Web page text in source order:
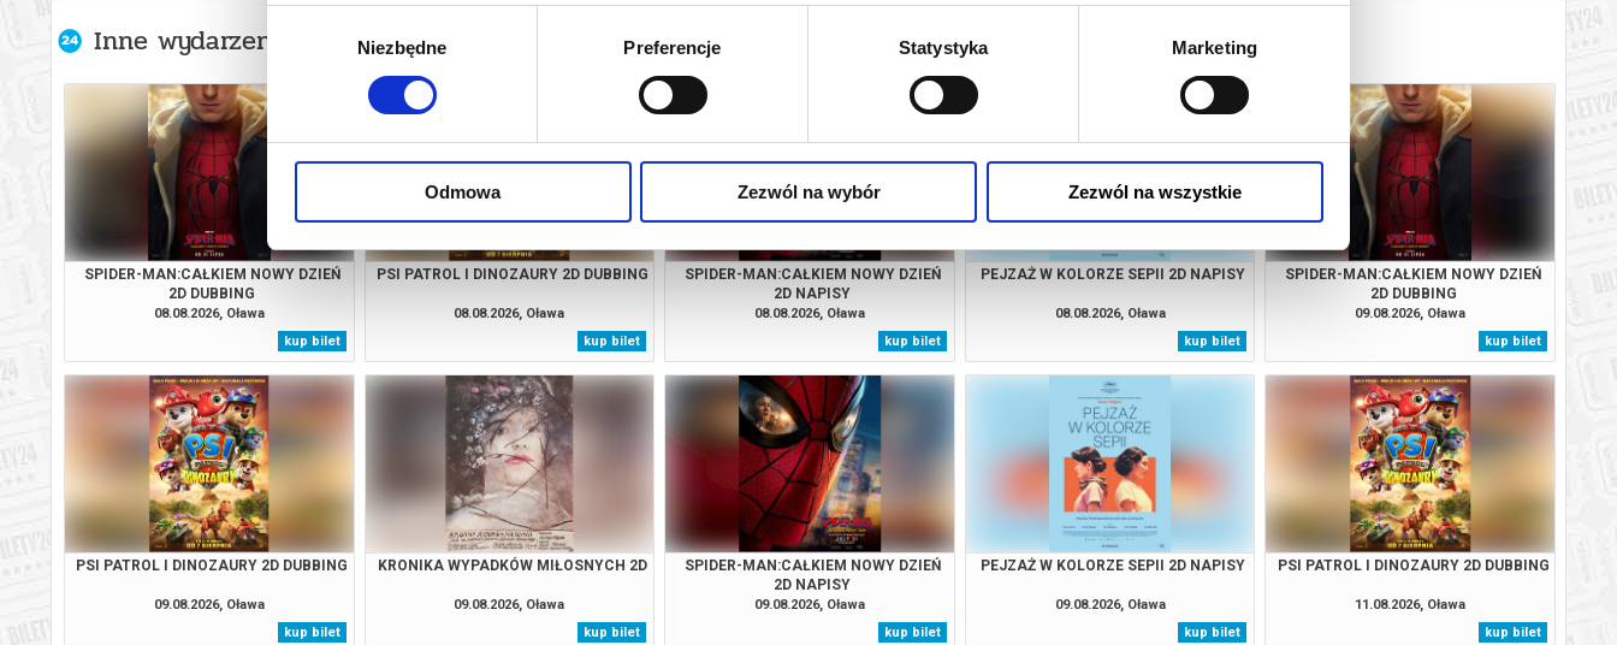
Niezbędne Preferencje Statystyka Marketing
Odmowa Zezwól na wybór Zezwól na wszystkie
Inne wydarzenia organizatora
SPIDER-MAN:CAŁKIEM NOWY DZIEŃ
2D DUBBING
08.08.2026, Oława
kup bilet
PSI PATROL I DINOZAURY 2D DUBBING
08.08.2026, Oława
kup bilet
SPIDER-MAN:CAŁKIEM NOWY DZIEŃ
2D NAPISY
08.08.2026, Oława
kup bilet
PEJZAŻ W KOLORZE SEPII 2D NAPISY
08.08.2026, Oława
kup bilet
SPIDER-MAN:CAŁKIEM NOWY DZIEŃ
2D DUBBING
09.08.2026, Oława
kup bilet
PSI PATROL I DINOZAURY 2D DUBBING
09.08.2026, Oława
kup bilet
KRONIKA WYPADKÓW MIŁOSNYCH 2D
09.08.2026, Oława
kup bilet
SPIDER-MAN:CAŁKIEM NOWY DZIEŃ
2D NAPISY
09.08.2026, Oława
kup bilet
PEJZAŻ W KOLORZE SEPII 2D NAPISY
09.08.2026, Oława
kup bilet
PSI PATROL I DINOZAURY 2D DUBBING
11.08.2026, Oława
kup bilet